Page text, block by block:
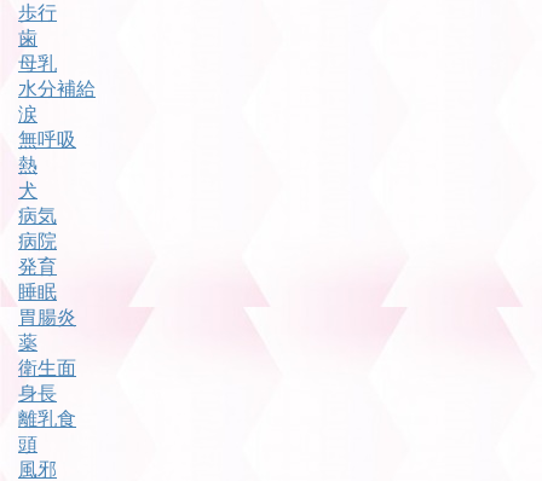
歩行
歯
母乳
水分補給
涙
無呼吸
熱
犬
病気
病院
発育
睡眠
胃腸炎
薬
衛生面
身長
離乳食
頭
風邪